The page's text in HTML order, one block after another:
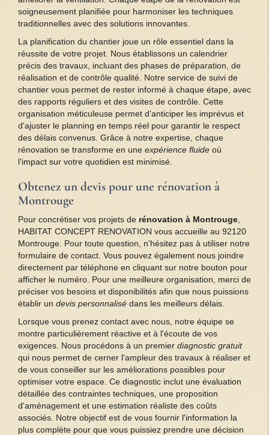
soigneusement planifiée pour harmoniser les techniques
traditionnelles avec des solutions innovantes.
La planification du chantier joue un rôle essentiel dans la
réussite de votre projet. Nous établissons un calendrier
précis des travaux, incluant des phases de préparation, de
réalisation et de contrôle qualité. Notre service de suivi de
chantier vous permet de rester informé à chaque étape, avec
des rapports réguliers et des visites de contrôle. Cette
organisation méticuleuse permet d'anticiper les imprévus et
d'ajuster le planning en temps réel pour garantir le respect
des délais convenus. Grâce à notre expertise, chaque
rénovation se transforme en une expérience fluide où
l'impact sur votre quotidien est minimisé.
Obtenez un devis pour une rénovation à
Montrouge
Pour concrétiser vos projets de rénovation à Montrouge
HABITAT CONCEPT RENOVATION vous accueille au 92120
Montrouge. Pour toute question, n'hésitez pas à utiliser notre
formulaire de contact. Vous pouvez également nous joindre
directement par téléphone en cliquant sur notre bouton pour
afficher le numéro. Pour une meilleure organisation, merci de
préciser vos besoins et disponibilités afin que nous puissions
établir un devis personnalisé dans les meilleurs délais.
Lorsque vous prenez contact avec nous, notre équipe se
montre particulièrement réactive et à l'écoute de vos
exigences. Nous procédons à un premier diagnostic gratuit
qui nous permet de cerner l'ampleur des travaux à réaliser et
de vous conseiller sur les améliorations possibles pour
optimiser votre espace. Ce diagnostic inclut une évaluation
détaillée des contraintes techniques, une proposition
d'aménagement et une estimation réaliste des coûts
associés. Notre objectif est de vous fournir l'information la
plus complète pour que vous puissiez prendre une décision